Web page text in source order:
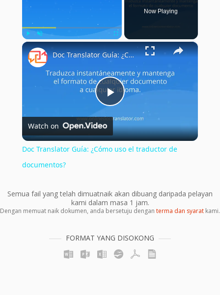
Play Unmute Fullscreen
Now Playing
×
Play
Video
Doc Translator Guía: ¿Cómo uso el traductor de documentos?
Watch on
Doc Translator Guía: ¿Cómo uso el traductor de
documentos?
Semua fail yang telah dimuatnaik akan dibuang daripada pelayan
kami dalam masa 1 jam.
Dengan memuat naik dokumen, anda bersetuju dengan terma dan syarat kami.
FORMAT YANG DISOKONG